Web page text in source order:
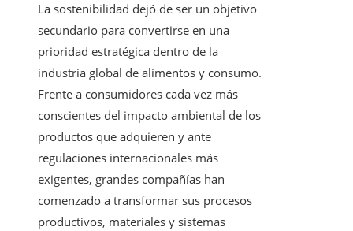
La sostenibilidad dejó de ser un objetivo
secundario para convertirse en una
prioridad estratégica dentro de la
industria global de alimentos y consumo.
Frente a consumidores cada vez más
conscientes del impacto ambiental de los
productos que adquieren y ante
regulaciones internacionales más
exigentes, grandes compañías han
comenzado a transformar sus procesos
productivos, materiales y sistemas